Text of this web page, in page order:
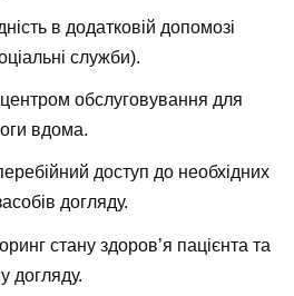
в додатковій допомозі
служби).
центром обслуговування для
вдома.
доступ до необхідних
догляду.
стану здоров’я пацієнта та
догляду.